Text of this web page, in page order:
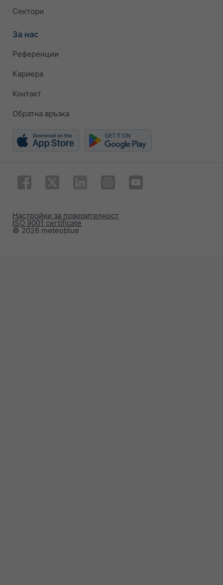
Сектори
За нас
Референции
Кариера
Контакт
Обратна връзка
© 2026 meteoblue
ISO 9001 certificate
Настройки за поверителност